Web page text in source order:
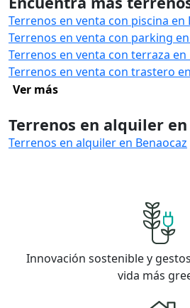
Terrenos en venta con piscina en
Terrenos en venta con parking
Terrenos en venta con terraza en
Terrenos en venta con trastero
Ver más
Terrenos en alquiler en
Terrenos en alquiler en Benaocaz
Innovación sostenible y
vida más